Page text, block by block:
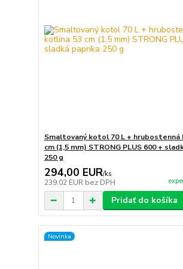
Smaltovaný kotol 70 L + hrubostenná
cm (1,5 mm) STRONG PLUS 600 +
250 g
294,00 EUR/ks
239,02 EUR bez DPH
Pridať do košíka
Novinka